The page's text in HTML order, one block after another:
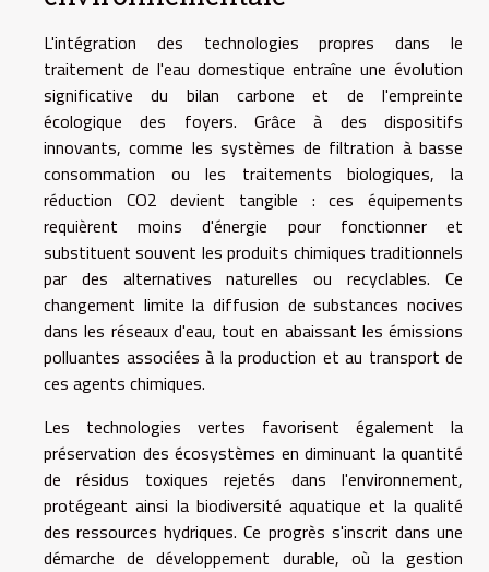
L'intégration des technologies propres dans le
traitement de l'eau domestique entraîne une évolution
significative du bilan carbone et de l'empreinte
écologique des foyers. Grâce à des dispositifs
innovants, comme les systèmes de filtration à basse
consommation ou les traitements biologiques, la
réduction CO2 devient tangible : ces équipements
requièrent moins d'énergie pour fonctionner et
substituent souvent les produits chimiques traditionnels
par des alternatives naturelles ou recyclables. Ce
changement limite la diffusion de substances nocives
dans les réseaux d'eau, tout en abaissant les émissions
polluantes associées à la production et au transport de
ces agents chimiques.
Les technologies vertes favorisent également la
préservation des écosystèmes en diminuant la quantité
de résidus toxiques rejetés dans l'environnement,
protégeant ainsi la biodiversité aquatique et la qualité
des ressources hydriques. Ce progrès s'inscrit dans une
démarche de développement durable, où la gestion